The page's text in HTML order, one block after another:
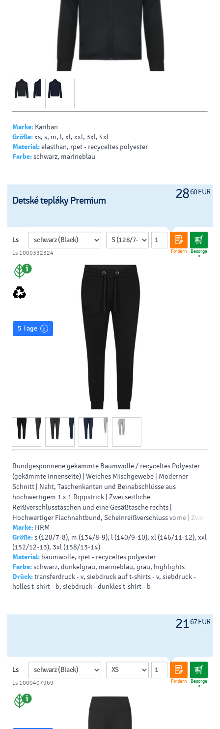
Marke: Kariban
Größe:xs, s, m, l, xl, xxl, 3xl, 4xl
Material:elasthan, rpet - recyceltes polyester
Farbe:schwarz, marineblau
2860 EUR
Detské tepláky Premium
Ls
Fordern Besorge
n
Ls 1000332324
5 Tage
Rundgesponnene gekämmte Baumwolle / recyceltes Polyester
(gekämmte Innenseite) | Weiches Mischgewebe | Moderner
Schnitt | Naht, Taschenkanten und Beinabschlüsse aus
hochwertigem 1 x 1 Rippstrick | Zwei seitliche
Reißverschlusstaschen und eine Gesäßtasche rechts |
Hochwertiger Flachnahtbund, Scheinreißverschluss vorne | Zwei
große Metallösen | Geflochtene Rundkordelzüge | Keine
Etiketten
70% Baumwolle / 30% Polyester
285 g/m²
Marke: HRM
Größe:s (128/7-8), m (134/8-9), l (140/9-10), xl (146/11-12), xxl
(152/12-13), 3xl (158/13-14)
Material: baumwolle, rpet - recyceltes polyester
Farbe:schwarz, dunkelgrau, marineblau, grau, highlights
Drück:transferdruck - v, siebdruck auf t-shirts - v, siebdruck -
helles t-shirt - b, siebdruck - dunkles t-shirt - b
2167 EUR
Ls
Fordern Besorge
n
Ls 1000407969